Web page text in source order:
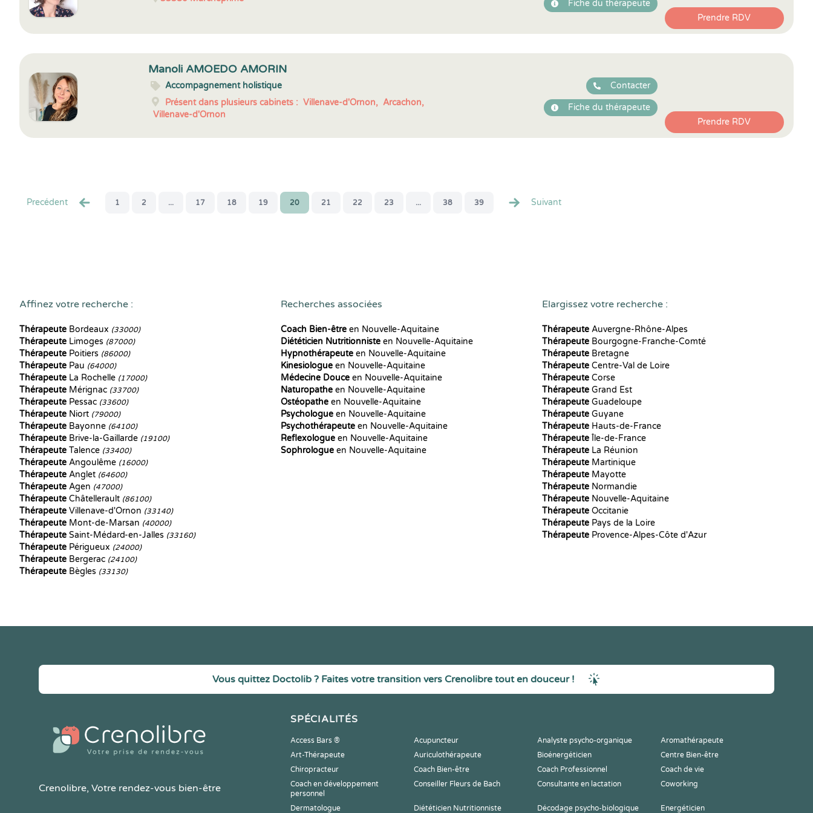
Fiche du thérapeute
Prendre RDV
Manoli AMOEDO AMORIN
Accompagnement holistique
Présent dans plusieurs cabinets : Villenave-d'Ornon, Arcachon,
Villenave-d'Ornon
Contacter
Fiche du thérapeute
Prendre RDV
Precédent 1 2 ... 17 18 19 20 21 22 23 ... 38 39 Suivant
Affinez votre recherche :
Thérapeute Bordeaux (33000)
Thérapeute Limoges (87000)
Thérapeute Poitiers (86000)
Thérapeute Pau (64000)
Thérapeute La Rochelle (17000)
Thérapeute Mérignac (33700)
Thérapeute Pessac (33600)
Thérapeute Niort (79000)
Thérapeute Bayonne (64100)
Thérapeute Brive-la-Gaillarde (19100)
Thérapeute Talence (33400)
Thérapeute Angoulême (16000)
Thérapeute Anglet (64600)
Thérapeute Agen (47000)
Thérapeute Châtellerault (86100)
Thérapeute Villenave-d'Ornon (33140)
Thérapeute Mont-de-Marsan (40000)
Thérapeute Saint-Médard-en-Jalles (33160)
Thérapeute Périgueux (24000)
Thérapeute Bergerac (24100)
Thérapeute Bègles (33130)
Recherches associées
Coach Bien-être en Nouvelle-Aquitaine
Diététicien Nutritionniste en Nouvelle-Aquitaine
Hypnothérapeute en Nouvelle-Aquitaine
Kinesiologue en Nouvelle-Aquitaine
Médecine Douce en Nouvelle-Aquitaine
Naturopathe en Nouvelle-Aquitaine
Ostéopathe en Nouvelle-Aquitaine
Psychologue en Nouvelle-Aquitaine
Psychothérapeute en Nouvelle-Aquitaine
Reflexologue en Nouvelle-Aquitaine
Sophrologue en Nouvelle-Aquitaine
Elargissez votre recherche :
Thérapeute Auvergne-Rhône-Alpes
Thérapeute Bourgogne-Franche-Comté
Thérapeute Bretagne
Thérapeute Centre-Val de Loire
Thérapeute Corse
Thérapeute Grand Est
Thérapeute Guadeloupe
Thérapeute Guyane
Thérapeute Hauts-de-France
Thérapeute Île-de-France
Thérapeute La Réunion
Thérapeute Martinique
Thérapeute Mayotte
Thérapeute Normandie
Thérapeute Nouvelle-Aquitaine
Thérapeute Occitanie
Thérapeute Pays de la Loire
Thérapeute Provence-Alpes-Côte d'Azur
Vous quittez Doctolib ? Faites votre transition vers Crenolibre tout en douceur !
Crenolibre, Votre rendez-vous bien-être
SPÉCIALITÉS
Access Bars ® Acupuncteur Analyste psycho-organique
Aromathérapeute
Art-Thérapeute
Auriculothérapeute Bioénergéticien
Centre Bien-être
Chiropracteur
Coach Bien-être Coach Professionnel
Coach de vie
Coach en développement
personnel
Conseiller Fleurs de Bach Consultante en lactation Coworking
Dermatologue Diététicien Nutritionniste Décodage psycho-biologique Energéticien